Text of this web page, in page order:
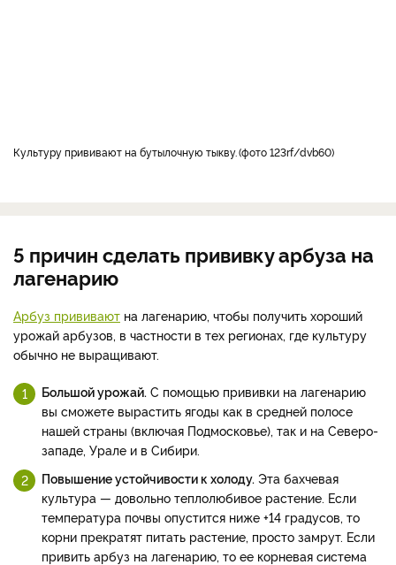
Культуру прививают на бутылочную тыкву. фото 123rf/dvb60
5 причин сделать прививку арбуза на
лагенарию
Арбуз прививают на лагенарию, чтобы получить хороший
урожай арбузов, в частности в тех регионах, где культуру
обычно не выращивают.
Большой урожай. С помощью прививки на лагенарию
вы сможете вырастить ягоды как в средней полосе
нашей страны (включая Подмосковье), так и на Северо-
западе, Урале и в Сибири.
Повышение устойчивости к холоду. Эта бахчевая
культура — довольно теплолюбивое растение. Если
температура почвы опустится ниже +14 градусов, то
корни прекратят питать растение, просто замрут. Если
привить арбуз на лагенарию, то ее корневая система